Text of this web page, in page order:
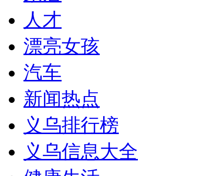
人才
漂亮女孩
汽车
新闻热点
义乌排行榜
义乌信息大全